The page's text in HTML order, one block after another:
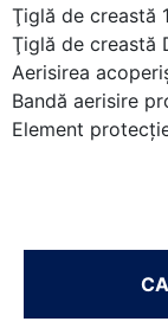
Ţiglă de creastă
Ţiglă de creastă
Aerisirea
Bandă aerisire
Element